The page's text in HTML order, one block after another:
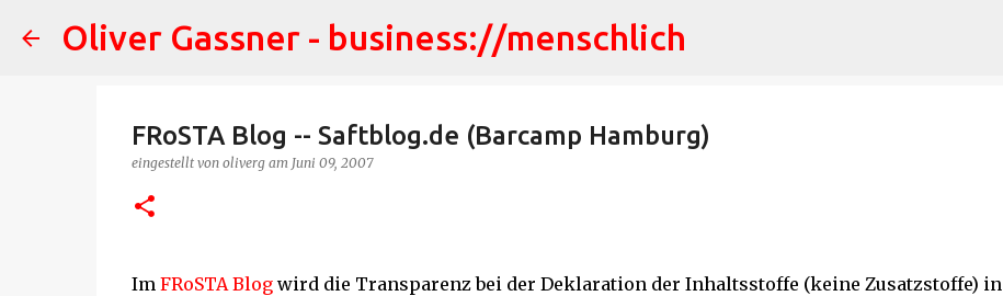
Direkt zum Hauptbereich
Oliver Gassner - business://menschlich
FRoSTA Blog -- Saftblog.de (Barcamp Hamburg)
eingestellt von oliverg am Juni 09, 2007
Im FRoSTA Blogwird die Transparenz bei der Deklaration der Inhaltsstoffe (keine Zusatzstoffe) in